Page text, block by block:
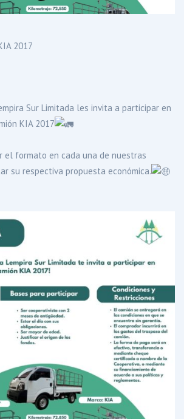
2017
Sur Limitada les invita a participar en
KIA 2017
el formato en cada una de nuestras
su respectiva propuesta económica.